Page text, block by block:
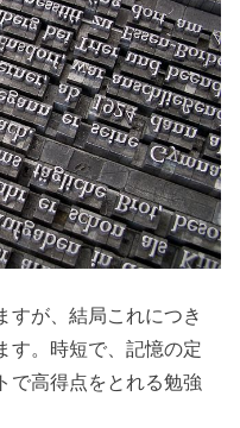
すが、結局これにつき
す。時短で、記憶の定
で高得点をとれる勉強